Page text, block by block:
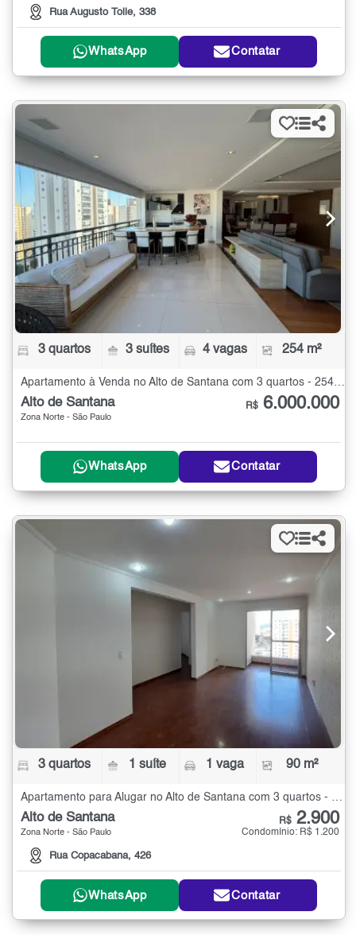
Rua Augusto Tolle, 338
WhatsApp Contatar
3 quartos 3 suítes 4 vagas 254 m²
Alto de Santana
Zona Norte - São Paulo
R$ 6.000.000
WhatsApp Contatar
3 quartos 1 suíte 1 vaga 90 m²
Apartamento para Alugar no Alto de Santana com 3 quartos - 90 m²
Alto de Santana
Zona Norte - São Paulo
Rua Copacabana, 426
R$ 2.900
Condomínio: R$ 1.200
WhatsApp Contatar